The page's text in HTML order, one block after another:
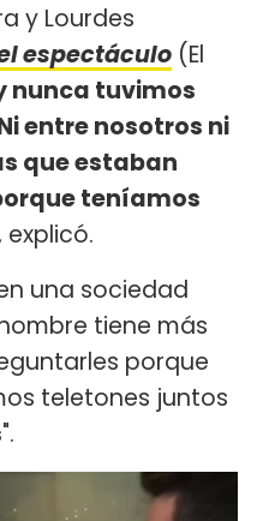
y Lourdes
espectáculo (El
nunca tuvimos
entre nosotros ni
que estaban
teníamos
explicó.
una sociedad
tiene más
porque
teletones juntos
".